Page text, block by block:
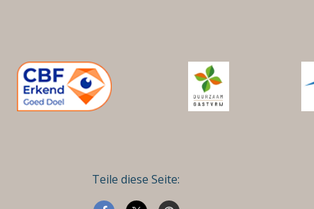
Teile diese Seite: